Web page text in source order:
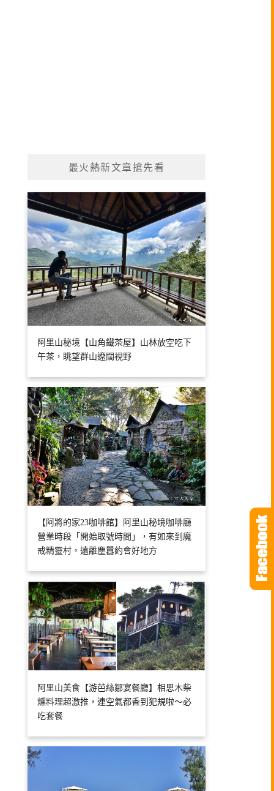
最火熱新文章搶先看
阿里山秘境【山角鐵茶屋】山林放空吃下
午茶，眺望群山遼闊視野
【阿將的家23咖啡館】阿里山秘境咖啡廳
營業時段「開始取號時間」，有如來到魔
戒精靈村，遠離塵囂約會好地方
阿里山美食【游芭絲鄒宴餐廳】相思木柴
燻料理超激推，連空氣都香到犯規啦～必
吃套餐